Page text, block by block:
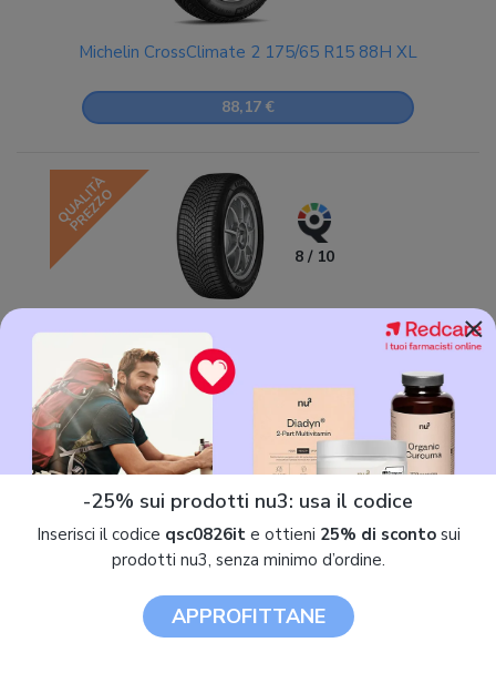
Michelin CrossClimate 2 175/65 R15 88H XL
88,17 €
QUALITÀ
PREZZO
8 / 10
Goodyear Vector 4Seasons G3 175/65 R14 86H
58,93 €
8.2 / 10
Pirelli Cinturato All Season+ FSL M+S 205/55R16
91V
×
-25% sui prodotti nu3: usa il codice
Inserisci il codice qsc0826ite ottieni 25% di scontosui
prodotti nu3, senza minimo d’ordine.
APPROFITTANE